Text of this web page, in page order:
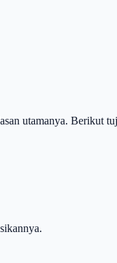
utamanya. Berikut